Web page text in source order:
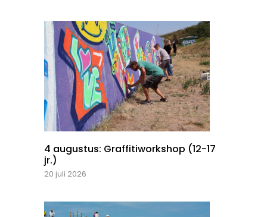
4 augustus: Graffitiworkshop (12-17
jr.)
20 juli 2026